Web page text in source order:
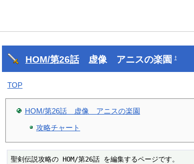
HOM/第26話虚像 アニスの楽園†
TOP
HOM/第26話 虚像 アニスの楽園
攻略チャート
聖剣伝説攻略の HOM/第26話 を編集するページです。